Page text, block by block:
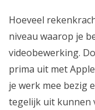
Hoeveel
niveau waarop je
videobewerking.
prima uit met
je werk mee bezig
tegelijk uit kunnen